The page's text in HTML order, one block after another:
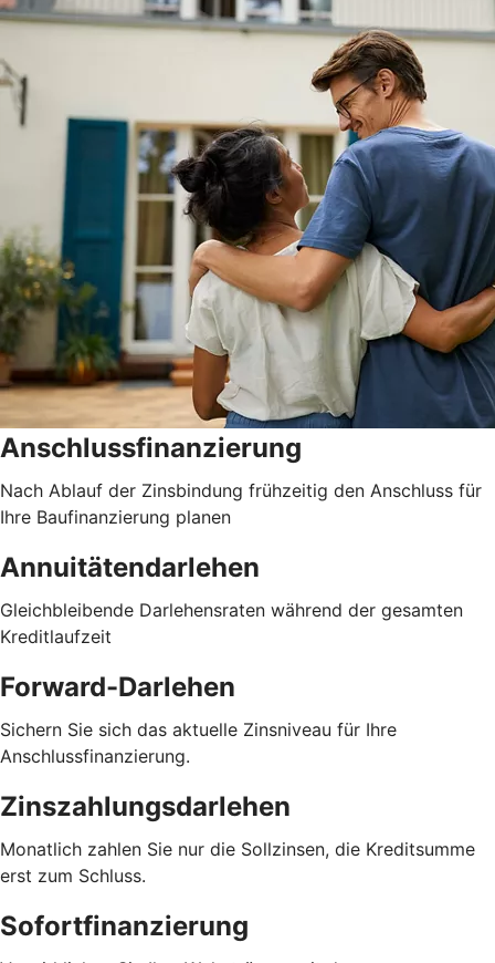
Anschlussfinanzierung
Nach Ablauf der Zinsbindung frühzeitig den Anschluss für
Ihre Baufinanzierung planen
Annuitätendarlehen
Gleichbleibende Darlehensraten während der gesamten
Kreditlaufzeit
Forward-Darlehen
Sichern Sie sich das aktuelle Zinsniveau für Ihre
Anschlussfinanzierung.
Zinszahlungsdarlehen
Monatlich zahlen Sie nur die Sollzinsen, die Kreditsumme
erst zum Schluss.
Sofortfinanzierung